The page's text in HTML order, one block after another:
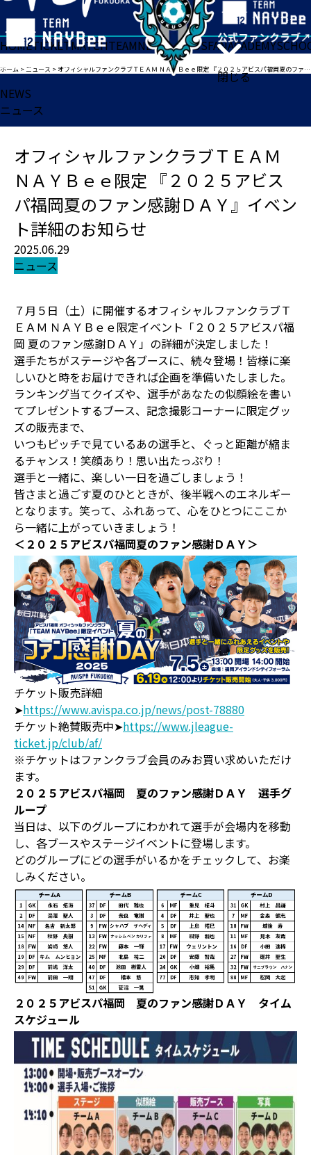
閉じる
HOMETICKETMATCHTEAMNEWSGOODSFANACADEMY
ホーム >ニュース >オフィシャルファンクラブＴＥＡＭ ＮＡＹＢｅｅ限定 『２０２５アビスパ福岡夏のファン感謝ＤＡＹ』イベント詳細のお知らせ
NEWS
ニュース
オフィシャルファンクラブＴＥＡＭ
ＮＡＹＢｅｅ限定 『２０２５アビス
パ福岡夏のファン感謝ＤＡＹ』イベン
ト詳細のお知らせ
2025.06.29
ニュース
７月５日（土）に開催するオフィシャルファンクラブＴ
ＥＡＭ ＮＡＹＢｅｅ限定イベント「２０２５アビスパ福
岡 夏のファン感謝ＤＡＹ」の詳細が決定しました！
選手たちがステージや各ブースに、続々登場！皆様に楽
しいひと時をお届けできれば企画を準備いたしました。
ランキング当てクイズや、選手があなたの似顔絵を書い
てプレゼントするブース、記念撮影コーナーに限定グッ
ズの販売まで、
いつもピッチで見ているあの選手と、ぐっと距離が縮ま
るチャンス！笑顔あり！思い出たっぷり！
選手と一緒に、楽しい一日を過ごしましょう！
皆さまと過ごす夏のひとときが、後半戦へのエネルギー
となります。笑って、ふれあって、心をひとつに――ここか
ら一緒に上がっていきましょう！
＜２０２５アビスパ福岡夏のファン感謝ＤＡＹ＞
チケット販売詳細
➤https://www.avispa.co.jp/news/post-78880
チケット絶賛販売中➤https://www.jleague-
ticket.jp/club/af/
※チケットはファンクラブ会員のみお買い求めいただけ
ます。
２０２５アビスパ福岡 夏のファン感謝ＤＡＹ 選手グ
ループ
当日は、以下のグループにわかれて選手が会場内を移動
し、各ブースやステージイベントに登場します。
どのグループにどの選手がいるかをチェックして、お楽
しみください。
２０２５アビスパ福岡 夏のファン感謝ＤＡＹ タイム
スケジュール